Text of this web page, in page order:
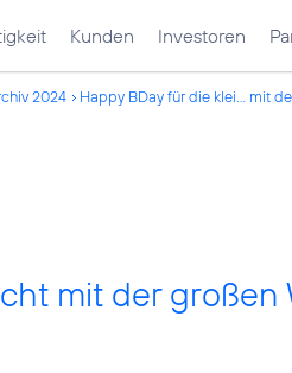
Kunden Investoren
2024 Happy BDay für die klei... mit
mit der großen